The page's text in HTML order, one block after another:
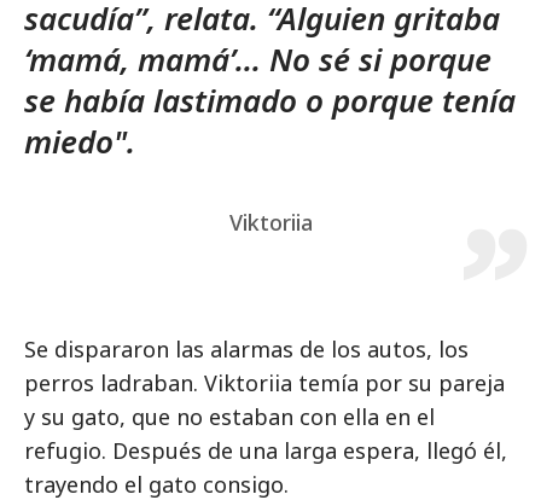
sacudía”, relata. “Alguien gritaba
‘mamá, mamá’... No sé si porque
se había lastimado o porque tenía
miedo".
Viktoriia
Se dispararon las alarmas de los autos, los
perros ladraban. Viktoriia temía por su pareja
y su gato, que no estaban con ella en el
refugio. Después de una larga espera, llegó él,
trayendo el gato consigo.